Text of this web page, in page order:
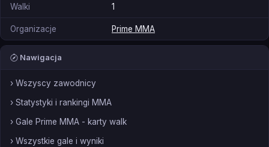
Walki 1
Organizacje Prime MMA
Nawigacja
› Wszyscy zawodnicy
› Statystyki i rankingi MMA
› Gale Prime MMA - karty walk
› Wszystkie gale i wyniki